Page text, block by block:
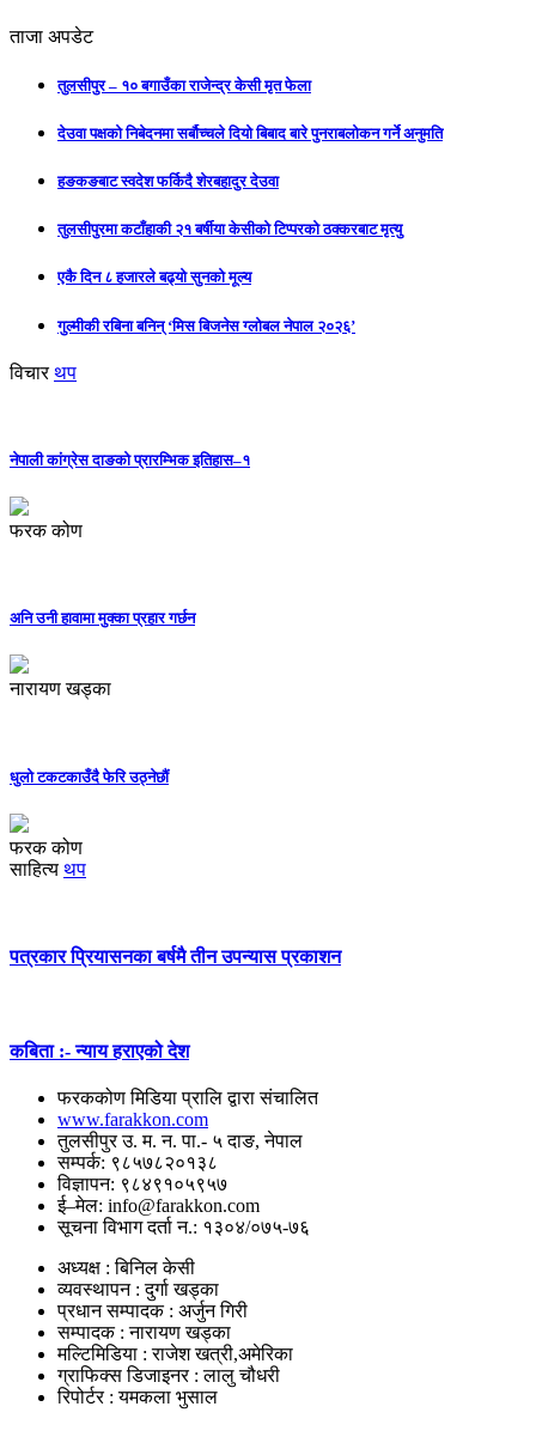
ताजा अपडेट
तुलसीपुर – १० बगाउँका राजेन्द्र केसी मृत फेला
देउवा पक्षको निबेदनमा सर्बौच्चले दियो बिबाद बारे पुनराबलोकन गर्ने अनुमति
हङकङबाट स्वदेश फर्किदै शेरबहादुर देउवा
तुलसीपुरमा कटाँहाकी २१ बर्षीया केसीको टिप्परको ठक्करबाट मृत्यु
एकै दिन ८ हजारले बढ्यो सुनको मूल्य
गुल्मीकी रबिना बनिन् ‘मिस बिजनेस ग्लोबल नेपाल २०२६’
विचार थप
नेपाली कांग्रेस दाङको प्रारम्भिक इतिहास–१
फरक कोण
अनि उनी हावामा मुक्का प्रहार गर्छन
नारायण खड्का
धुलो टकटकाउँदै फेरि उठ्नेछौं
फरक कोण
साहित्य थप
पत्रकार प्रियासनका बर्षमै तीन उपन्यास प्रकाशन
कबिता :- न्याय हराएको देश
फरककोण मिडिया प्रालि द्वारा संचालित
www.farakkon.com
तुलसीपुर उ. म. न. पा.- ५ दाङ, नेपाल
सम्पर्क: ९८५७८२०१३८
विज्ञापन: ९८४९१०५९५७
ई–मेल: info@farakkon.com
सूचना विभाग दर्ता न.: १३०४/०७५-७६
अध्यक्ष : बिनिल केसी
व्यवस्थापन : दुर्गा खड्का
प्रधान सम्पादक : अर्जुन गिरी
सम्पादक : नारायण खड्का
मल्टिमिडिया : राजेश खत्री,अमेरिका
ग्राफिक्स डिजाइनर : लालु चौधरी
रिपोर्टर : यमकला भुसाल